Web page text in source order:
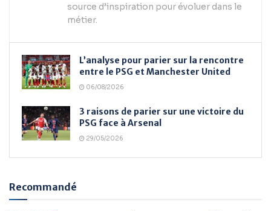
source d’inspiration pour évoluer dans le
métier.
L’analyse pour parier sur la rencontre
entre le PSG et Manchester United
06/08/2026
3 raisons de parier sur une victoire du
PSG face à Arsenal
29/05/2026
Recommandé